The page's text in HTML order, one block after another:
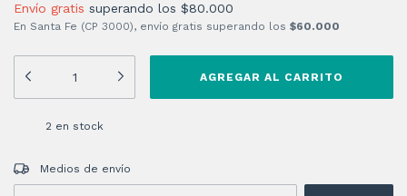
Envío gratis superando los $80.000
En Santa Fe (CP 3000), envío gratis superando los $60.000
2 en stock
Entregas para el CP:
Medios de envío